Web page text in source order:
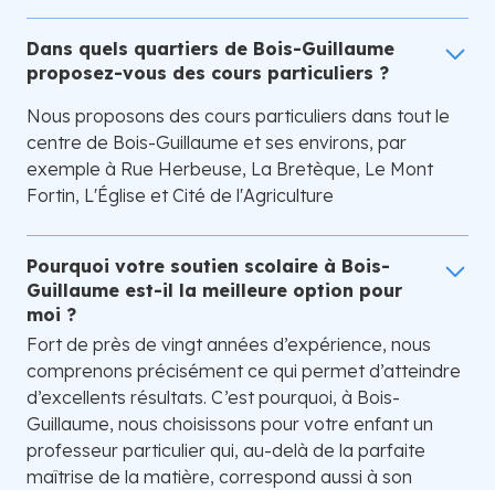
Dans quels quartiers de Bois-Guillaume
proposez-vous des cours particuliers ?
Nous proposons des cours particuliers dans tout le
centre de Bois-Guillaume et ses environs, par
exemple à Rue Herbeuse, La Bretèque, Le Mont
Fortin, L'Église et Cité de l'Agriculture
Pourquoi votre soutien scolaire à Bois-
Guillaume est-il la meilleure option pour
moi ?
Fort de près de vingt années d’expérience, nous
comprenons précisément ce qui permet d’atteindre
d’excellents résultats. C’est pourquoi, à Bois-
Guillaume, nous choisissons pour votre enfant un
professeur particulier qui, au-delà de la parfaite
maîtrise de la matière, correspond aussi à son